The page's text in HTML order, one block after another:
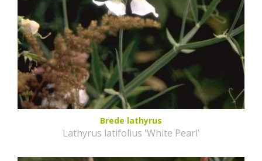
Brede lathyrus
Lathyrus latifolius 'White Pearl'